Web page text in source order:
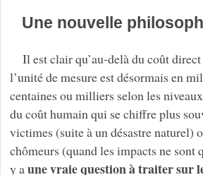
Une nouvelle
Il est clair qu’au-delà du coût direct
l’unité de mesure est désormais en
centaines ou milliers selon les
du coût humain qui se chiffre plus
victimes (suite à un désastre naturel)
chômeurs (quand les impacts ne sont
y aune vraie question à traiter sur